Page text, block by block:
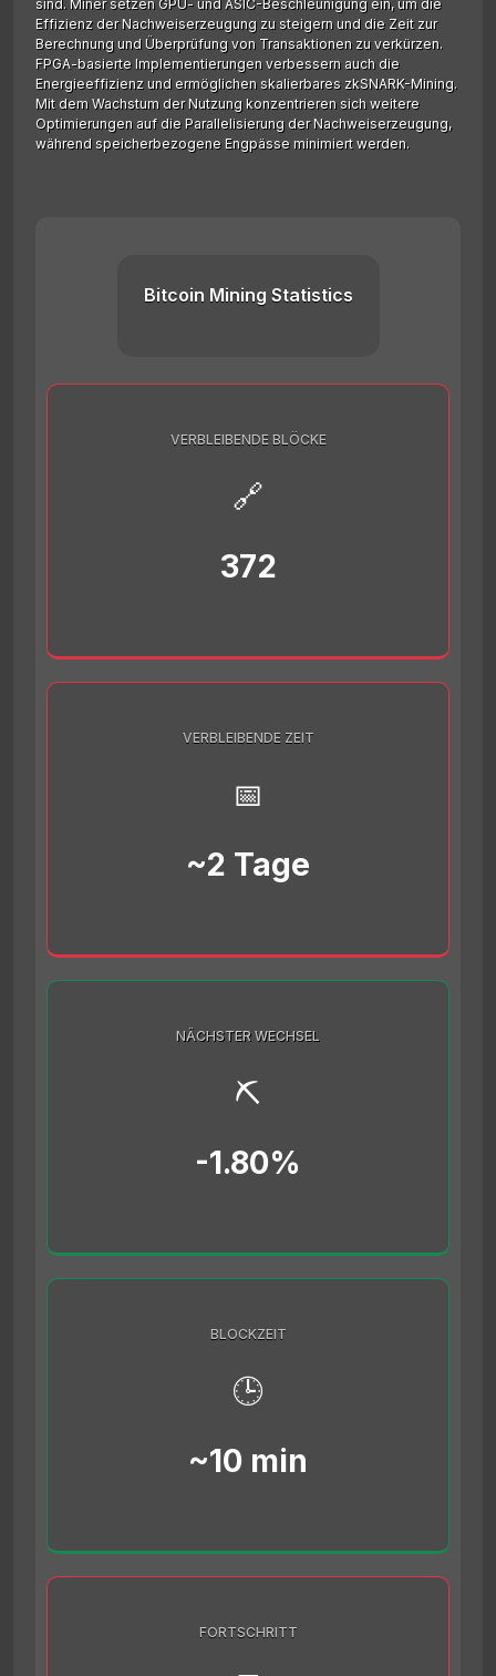
sind. Miner setzen GPU- und ASIC-Beschleunigung ein, um die
Effizienz der Nachweiserzeugung zu steigern und die Zeit zur
Berechnung und Überprüfung von Transaktionen zu verkürzen.
FPGA-basierte Implementierungen verbessern auch die
Energieeffizienz und ermöglichen skalierbares zkSNARK-Mining.
Mit dem Wachstum der Nutzung konzentrieren sich weitere
Optimierungen auf die Parallelisierung der Nachweiserzeugung,
während speicherbezogene Engpässe minimiert werden.
Bitcoin Mining Statistics
VERBLEIBENDE BLÖCKE
🔗
372
VERBLEIBENDE ZEIT
📅
~2 Tage
NÄCHSTER WECHSEL
⛏️
-1.80%
BLOCKZEIT
🕒
~10 min
FORTSCHRITT